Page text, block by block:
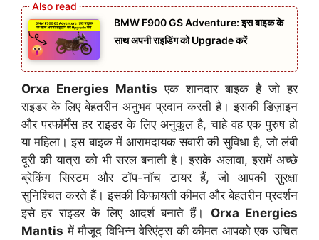
BMW F900 GS Adventure: इस बाइक के
साथ अपनी राइडिंग को Upgrade करें
Orxa Energies Mantis एक शानदार बाइक है जो हर
राइडर के लिए बेहतरीन अनुभव प्रदान करती है। इसकी डिज़ाइन
और परफॉर्मेंस हर राइडर के लिए अनुकूल है, चाहे वह एक पुरुष हो
या महिला। इस बाइक में आरामदायक सवारी की सुविधा है, जो लंबी
दूरी की यात्रा को भी सरल बनाती है। इसके अलावा, इसमें अच्छे
ब्रेकिंग सिस्टम और टॉप-नॉच टायर हैं, जो आपकी सुरक्षा
सुनिश्चित करते हैं। इसकी किफायती कीमत और बेहतरीन प्रदर्शन
इसे हर राइडर के लिए आदर्श बनाते हैं। Orxa Energies
Mantis में मौजूद विभिन्न वेरिएंट्स की कीमत आपको एक उचित